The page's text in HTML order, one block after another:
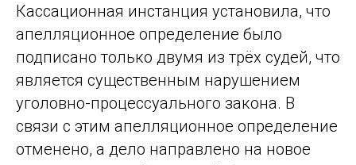
Кассационная инстанция установила, что
апелляционное определение было
подписано только двумя из трёх судей, что
является существенным нарушением
уголовно-процессуального закона. В
связи с этим апелляционное определение
отменено, а дело направлено на новое